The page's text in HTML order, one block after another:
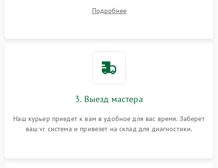
Подробнее
3. Выезд мастера
Наш курьер приедет к вам в удобное для вас время. Заберет
ваш vr система и привезет на склад для диагностики.